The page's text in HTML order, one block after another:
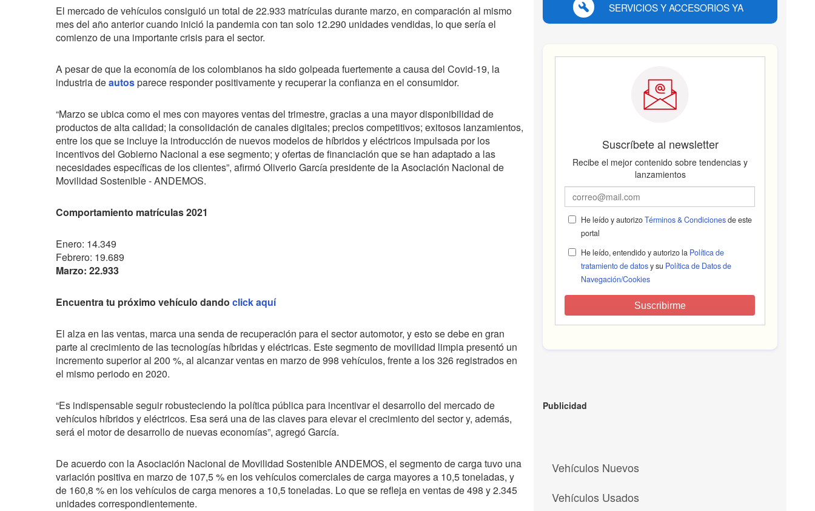
El mercado de vehículos consiguió un total de 22.933 matrículas durante marzo, en comparación al mismo
mes del año anterior cuando inició la pandemia con tan solo 12.290 unidades vendidas, lo que sería el
comienzo de una importante crisis para el sector.
A pesar de que la economía de los colombianos ha sido golpeada fuertemente a causa del Covid-19, la
industria deautosparece responder positivamente y recuperar la confianza en el consumidor.
“Marzo se ubica como el mes con mayores ventas del trimestre, gracias a una mayor disponibilidad de
productos de alta calidad; la consolidación de canales digitales; precios competitivos; exitosos lanzamientos,
entre los que se incluye la introducción de nuevos modelos de híbridos y eléctricos impulsada por los
incentivos del Gobierno Nacional a ese segmento; y ofertas de financiación que se han adaptado a las
necesidades específicas de los clientes”, afirmó Oliverio García presidente de la Asociación Nacional de
Movilidad Sostenible - ANDEMOS.
Comportamiento matrículas 2021
Enero: 14.349
Febrero: 19.689
Marzo: 22.933
Encuentra tu próximo vehículo dando click aquí
El alza en las ventas, marca una senda de recuperación para el sector automotor, y esto se debe en gran
parte al crecimiento de las tecnologías híbridas y eléctricas. Este segmento de movilidad limpia presentó un
incremento superior al 200 %, al alcanzar ventas en marzo de 998 vehículos, frente a los 326 registrados en
el mismo periodo en 2020.
“Es indispensable seguir robusteciendo la política pública para incentivar el desarrollo del mercado de
vehículos híbridos y eléctricos. Esa será una de las claves para elevar el crecimiento del sector y, además,
será el motor de desarrollo de nuevas economías”, agregó García.
De acuerdo con la Asociación Nacional de Movilidad Sostenible ANDEMOS, el segmento de carga tuvo una
variación positiva en marzo de 107,5 % en los vehículos comerciales de carga mayores a 10,5 toneladas, y
de 160,8 % en los vehículos de carga menores a 10,5 toneladas. Lo que se refleja en ventas de 498 y 2.345
unidades correspondientemente.
SERVICIOS Y ACCESORIOS YA
Suscríbete al newsletter
Recibe el mejor contenido sobre tendencias y
lanzamientos
He leído y autorizoTérminos & Condicionesde este
portal
He leído, entendido y autorizo la Política de
tratamiento de datosy su Política de Datos de
Navegación/Cookies
Suscribirme
Publicidad
Vehículos Nuevos
Vehículos Usados